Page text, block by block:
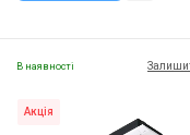
В наявності
Акція